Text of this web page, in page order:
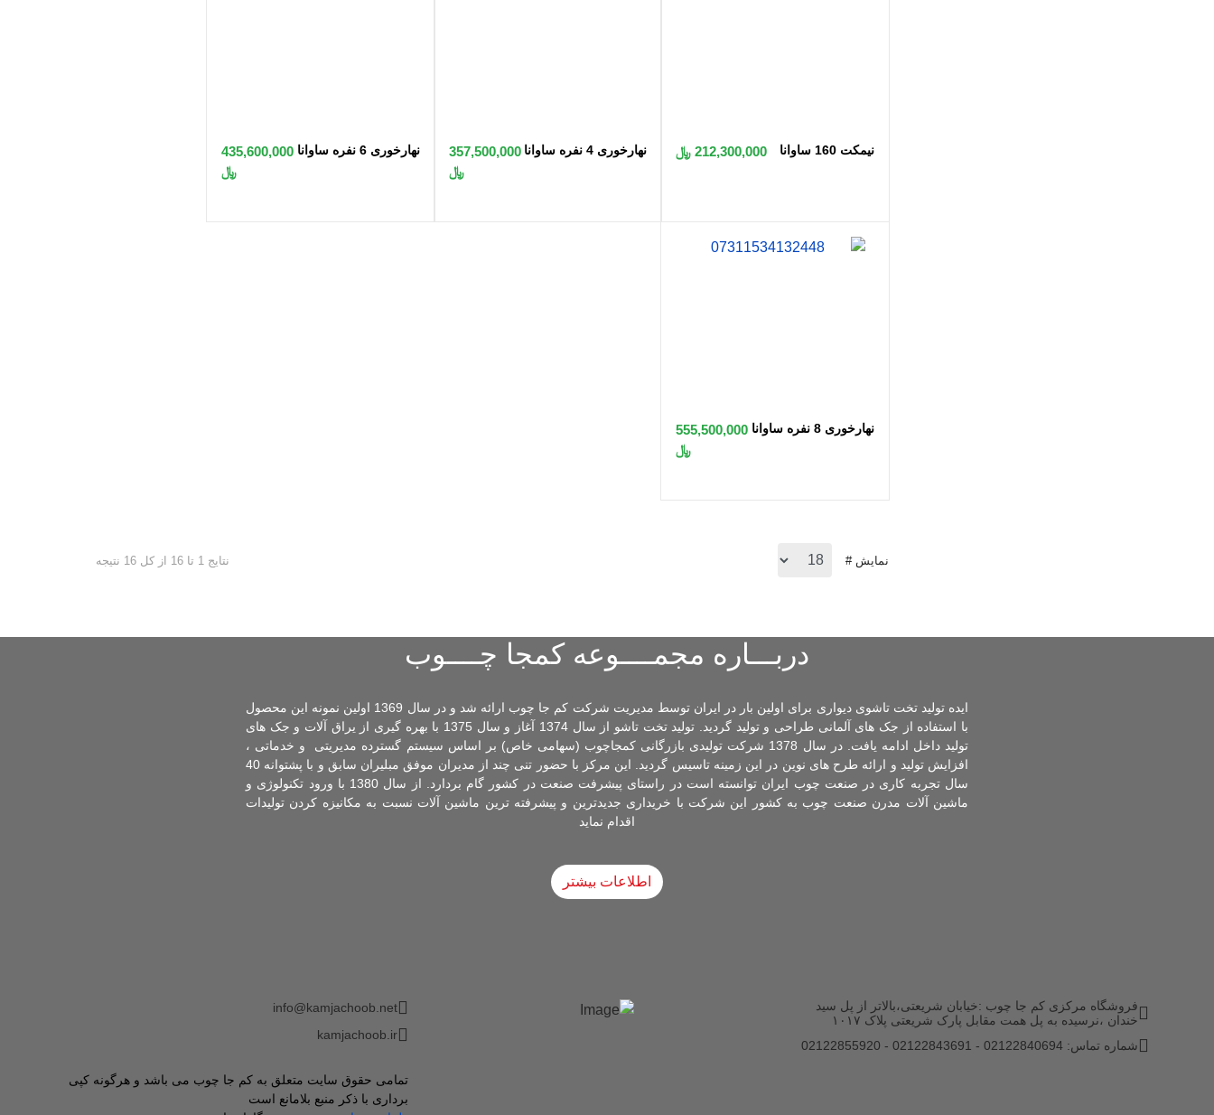
نیمکت 160 ساوانا 212,300,000 ﷼ نهارخوری 4 نفره ساوانا
357,500,000
﷼
نهارخوری 6 نفره ساوانا
435,600,000
﷼
نهارخوری 8 نفره ساوانا
555,500,000
﷼
نمایش # نتایج 1 تا 16 از کل 16 نتیجه
دربـــاره مجمــــوعه کمجا چــــوب
ایده تولید تخت تاشوی دیواری برای اولین بار در ایران توسط مدیریت شرکت کم جا چوب ارائه شد و در سال 1369 اولین نمونه این محصول
با استفاده از جک های آلمانی طراحی و تولید گردید. تولید تخت تاشو از سال 1374 آغاز و سال 1375 با بهره گیری از یراق آلات و جک های
تولید داخل ادامه یافت. در سال 1378 شرکت تولیدی بازرگانی کمجاچوب (سهامی خاص) بر اساس سیستم گسترده مدیریتی و خدماتی ،
افزایش تولید و ارائه طرح های نوین در این زمینه تاسیس گردید. این مرکز با حضور تنی چند از مدیران موفق مبلیران سابق و با پشتوانه 40
سال تجربه کاری در صنعت چوب ایران توانسته است در راستای پیشرفت صنعت در کشور گام بردارد. از سال 1380 با ورود تکنولوژی و
ماشین آلات مدرن صنعت چوب به کشور این شرکت با خریداری جدیدترین و پیشرفته ترین ماشین آلات نسبت به مکانیزه کردن تولیدات
اقدام نماید
اطلاعات بیشتر
فروشگاه مرکزی کم جا چوب :خیابان شریعتی،بالاتر از پل سید
خندان ،نرسیده به پل همت مقابل پارک شریعتی پلاک ۱۰۱۷
شماره تماس: 02122840694 - 02122843691 - 02122855920
info@kamjachoob.net
kamjachoob.ir
تمامی حقوق سایت متعلق به کم جا چوب می باشد و هرگونه کپی
برداری با ذکر منبع بلامانع است